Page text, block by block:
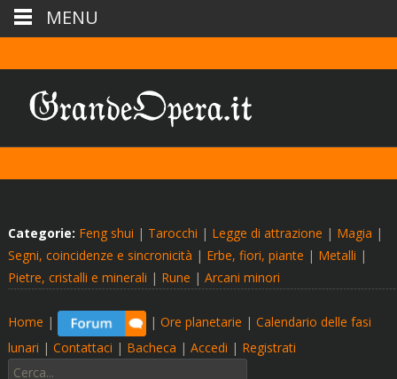
Categorie: Feng shui | Tarocchi | Legge di attrazione | Magia |
Segni, coincidenze e sincronicità | Erbe, fiori, piante | Metalli |
Pietre, cristalli e minerali | Rune | Arcani minori
Home | | Ore planetarie | Calendario delle fasi
lunari | Contattaci | Bacheca | Accedi | Registrati
Cerca:
MENU